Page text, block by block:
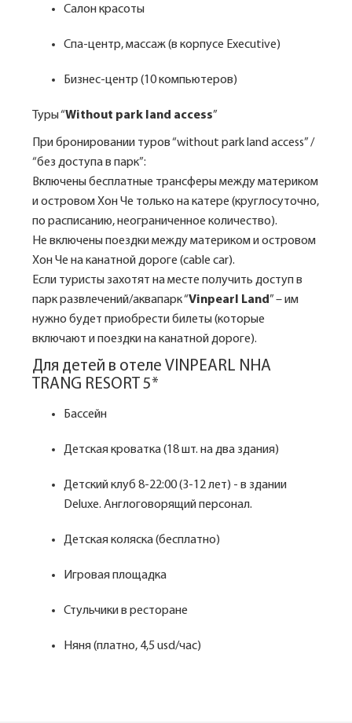
Салон красоты
Спа-центр, массаж (в корпусе Executive)
Бизнес-центр (10 компьютеров)
Туры “Without park land access”
При бронировании туров “without park land access” /
“без доступа в парк”:
Включены бесплатные трансферы между материком
и островом Хон Че только на катере (круглосуточно,
по расписанию, неограниченное количество).
Не включены поездки между материком и островом
Хон Че на канатной дороге (cable car).
Если туристы захотят на месте получить доступ в
парк развлечений/аквапарк “Vinpearl Land” – им
нужно будет приобрести билеты (которые
включают и поездки на канатной дороге).
Для детей в отеле VINPEARL NHA
TRANG RESORT 5*
Бассейн
Детская кроватка (18 шт. на два здания)
Детский клуб 8-22:00 (3-12 лет) - в здании
Deluxe. Англоговорящий персонал.
Детская коляска (бесплатно)
Игровая площадка
Стульчики в ресторане
Няня (платно, 4,5 usd/час)